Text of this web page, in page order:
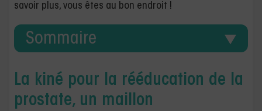
savoir plus, vous êtes au bon endroit !
Sommaire
La kiné pour la rééducation de la
prostate, un maillon